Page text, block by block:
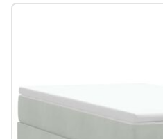
#sharemevidaxl